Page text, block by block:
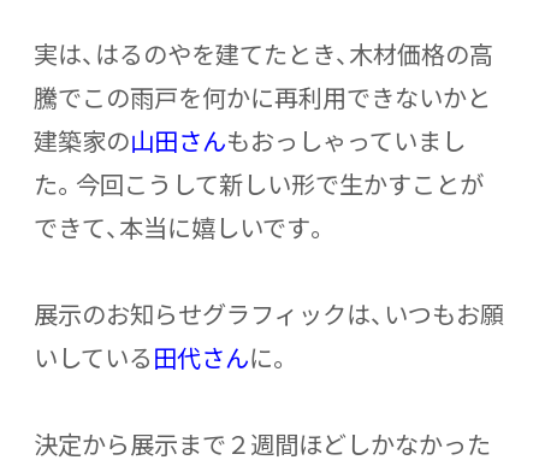
実は、はるのやを建てたとき、木材価格の高
騰でこの雨戸を何かに再利用できないかと
建築家の山田さんもおっしゃっていまし
た。今回こうして新しい形で生かすことが
できて、本当に嬉しいです。
展示のお知らせグラフィックは、いつもお願
いしている田代さんに。
決定から展示まで２週間ほどしかなかった